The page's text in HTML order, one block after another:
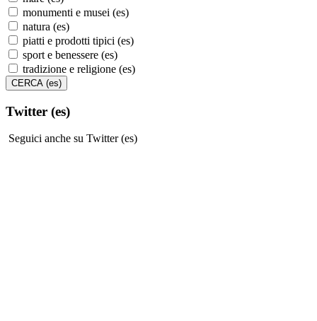
monumenti e musei (es)
natura (es)
piatti e prodotti tipici (es)
sport e benessere (es)
tradizione e religione (es)
Twitter (es)
Seguici anche su Twitter (es)